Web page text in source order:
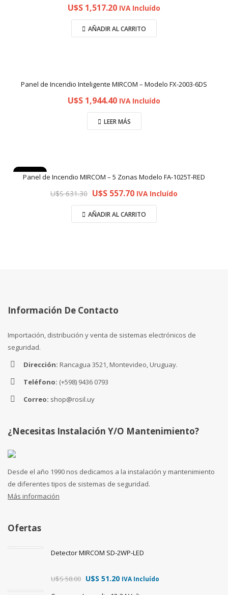
U$S 1,517.20 IVA Incluído
AÑADIR AL CARRITO
Panel de Incendio Inteligente MIRCOM – Modelo FX-2003-6DS
U$S 1,944.40 IVA Incluído
LEER MÁS
Oferta
Panel de Incendio MIRCOM – 5 Zonas Modelo FA-1025T-RED
U$S631.30 U$S 557.70 IVA Incluído
AÑADIR AL CARRITO
Información De Contacto
Importación, distribución y venta de sistemas electrónicos de
seguridad.
Dirección: Rancagua 3521, Montevideo, Uruguay.
Teléfono: (+598) 9436 0793
Correo: shop@rosil.uy
¿Necesitas Instalación Y/o Mantenimiento?
Desde el año 1990 nos dedicamos a la instalación y mantenimiento
de diferentes tipos de sistemas de seguridad.
Más información
Ofertas
Detector MIRCOM SD-2WP-LED
U$S58.00 U$S 51.20 IVA Incluído